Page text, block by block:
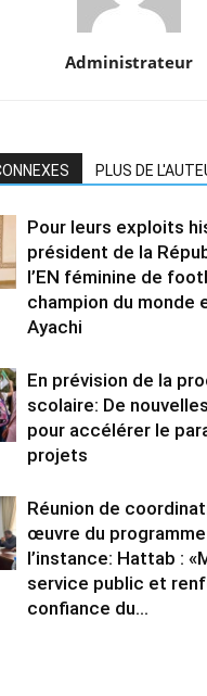
Administrateur
PLUS DE
Pour leurs exploits
président de la
l’EN féminine de
champion du monde
Ayachi
En prévision de la
scolaire: De
pour accélérer le
projets
Réunion de
œuvre du
l’instance: Hattab :
service public et
confiance du...